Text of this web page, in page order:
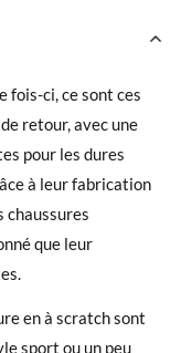
fois-ci, ce sont ces
retour, avec une
pour les dures
à leur fabrication
chaussures
que leur
en à scratch sont
sport ou un peu